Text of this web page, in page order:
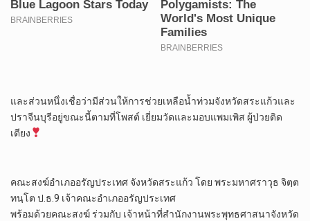
และส่วนหนึ่งเชื่อว่ามีส่วนให้การช่วยเหลือน้ำท่วมจังหวัดสระแก้วและ
ปราจีนบุรีอยู่ขณะนี้ตามที่โพสต์ เยี่ยมวัดและมอบแพมเพิส ผู้ป่วยติด
เตียง
คณะสงฆ์อำเภออรัญประเทศ จังหวัดสระแก้ว โดย พระมหาศราวุธ จิตฺต
ทนฺโต ป.ธ.9 เจ้าคณะอำเภออรัญประเทศ
พร้อมด้วยคณะสงฆ์ ร่วมกับ เจ้าหน้าที่สำนักงานพระพุทธศาสนาจังหวัด